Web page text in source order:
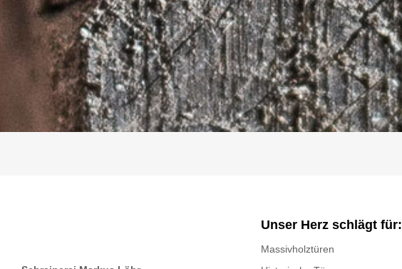
Unser Herz schlägt für:
Massivholztüren